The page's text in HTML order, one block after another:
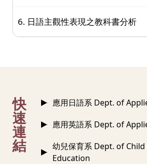
6. 日語主觀性表現之教科書分析
快
速
連
結
應用日語系 Dept. of
應用英語系 Dept. of
幼兒保育系 Dept. of
Education